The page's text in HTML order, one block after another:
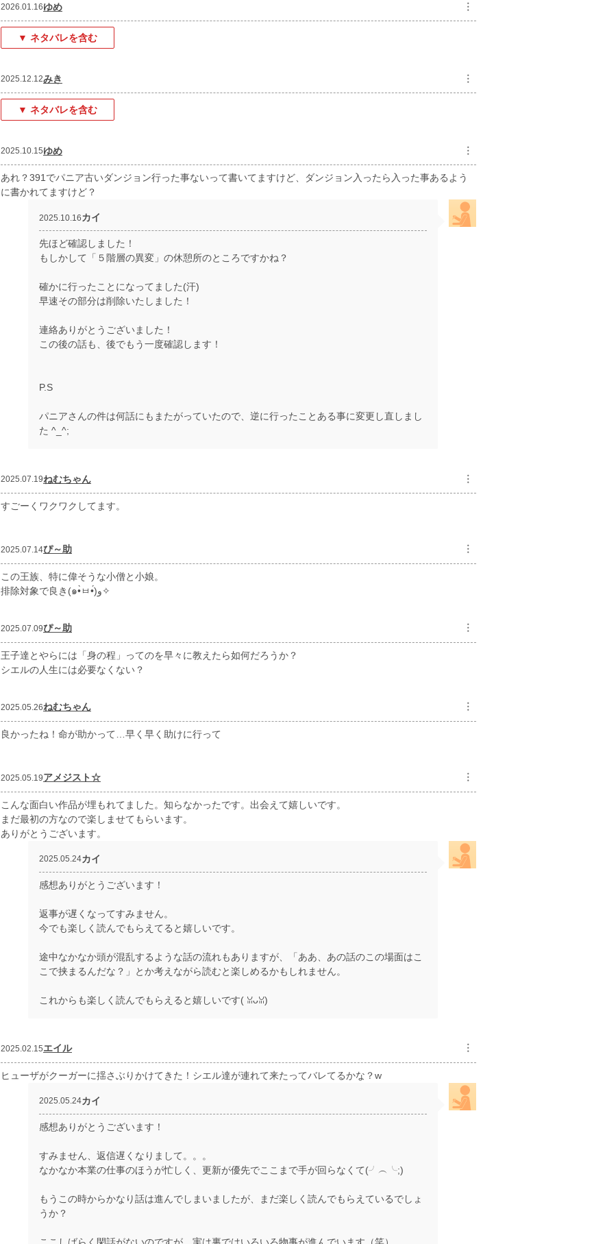
2026.01.16ゆめ ︙
▼ ネタバレを含む
2025.12.12みき ︙
▼ ネタバレを含む
2025.10.15ゆめ ︙
あれ？391でパニア古いダンジョン行った事ないって書いてますけど、ダンジョン入ったら入った事あるよう
に書かれてますけど？
2025.10.16カイ
先ほど確認しました！
もしかして「５階層の異変」の休憩所のところですかね？
確かに行ったことになってました(汗)
早速その部分は削除いたしました！
連絡ありがとうございました！
この後の話も、後でもう一度確認します！
P.S
パニアさんの件は何話にもまたがっていたので、逆に行ったことある事に変更し直しまし
た ^⁠_⁠^;
2025.07.19ねむちゃん ︙
すごーくワクワクしてます。
2025.07.14ぴ～助 ︙
この王族、特に偉そうな小僧と小娘。
排除対象で良き(๑•̀ㅂ•́)و✧
2025.07.09ぴ～助 ︙
王子達とやらには「身の程」ってのを早々に教えたら如何だろうか？
シエルの人生には必要なくない？
2025.05.26ねむちゃん ︙
良かったね！命が助かって…早く早く助けに行って
2025.05.19アメジスト☆ ︙
こんな面白い作品が埋もれてました。知らなかったです。出会えて嬉しいです。
まだ最初の方なので楽しませてもらいます。
ありがとうございます。
2025.05.24カイ
感想ありがとうございます！
返事が遅くなってすみません。
今でも楽しく読んでもらえてると嬉しいです。
途中なかなか頭が混乱するような話の流れもありますが、「ああ、あの話のこの場面はこ
こで挟まるんだな？」とか考えながら読むと楽しめるかもしれません。
これからも楽しく読んでもらえると嬉しいです(⁠ ⁠ꈍ⁠ᴗ⁠ꈍ⁠)
2025.02.15エイル ︙
ヒューザがクーガーに揺さぶりかけてきた！シエル達が連れて来たってバレてるかな？w
2025.05.24カイ
感想ありがとうございます！
すみません、返信遅くなりまして。。。
なかなか本業の仕事のほうが忙しく、更新が優先でここまで手が回らなくて(⁠╯⁠︵⁠╰⁠;)
もうこの時からかなり話は進んでしまいましたが、まだ楽しく読んでもらえているでしょ
うか？
ここしばらく閑話がないのですが、実は裏ではいろいろ物事が進んでいます（笑）